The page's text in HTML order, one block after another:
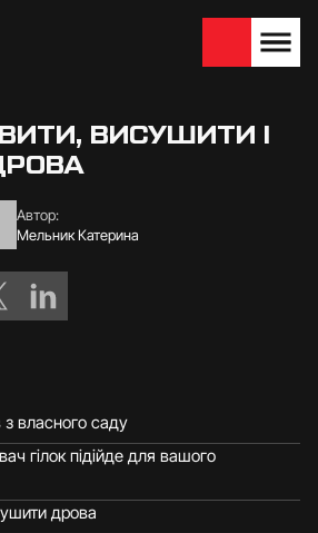
ВИСУШИТИ І
Автор:
Мельник Катерина
з власного саду
дрова